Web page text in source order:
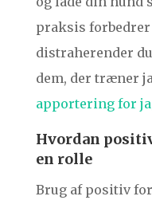
praksis
distraherender
dem, der træner
apportering for
Hvordan
en rolle
Brug af positiv